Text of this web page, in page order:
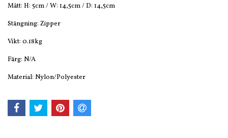
Mått: H: 5cm / W: 14,5cm / D: 14,5cm
Stängning: Zipper
Vikt: 0.18kg
Färg: N/A
Material: Nylon/Polyester